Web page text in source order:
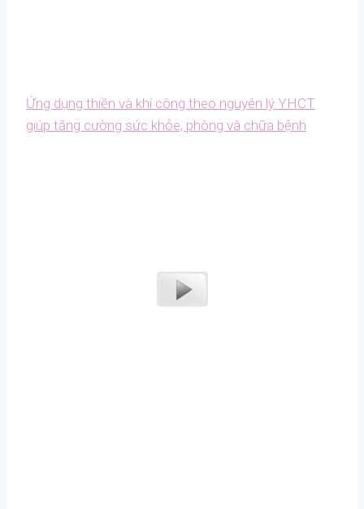
Ứng dụng thiền và khí công theo nguyên lý YHCT
giúp tăng cường sức khỏe, phòng và chữa bệnh